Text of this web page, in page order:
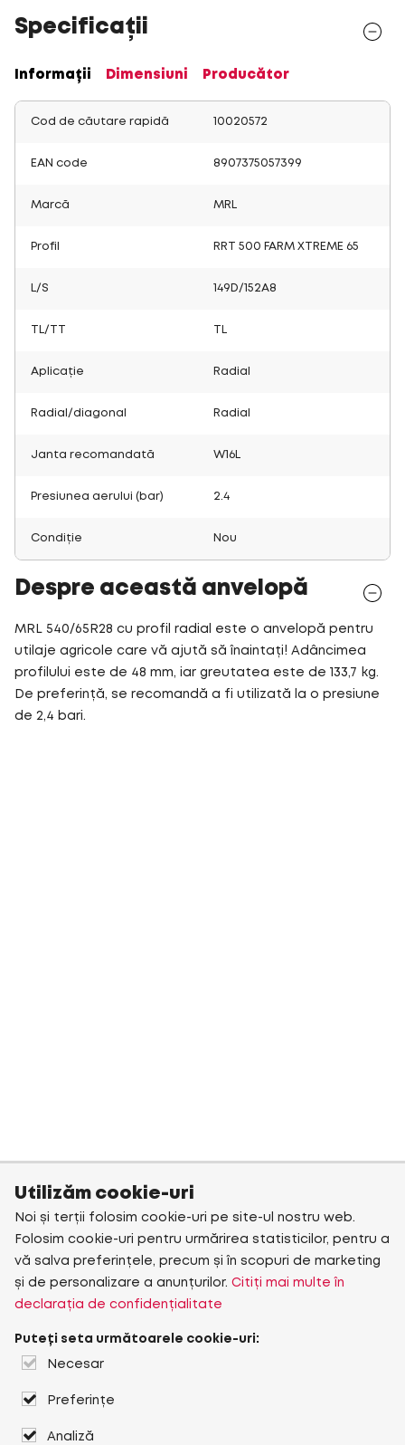
Specificații
Informații Dimensiuni Producător
Cod de căutare rapidă 10020572
EAN code 8907375057399
Marcă MRL
Profil RRT 500 FARM XTREME 65
L/S 149D/152A8
TL/TT
Aplicație Radial
Radial/diagonal Radial
Janta recomandată W16L
Presiunea aerului (bar) 2.4
Condiție Nou
Despre această anvelopă
MRL 540/65R28 cu profil radial este o anvelopă pentru
utilaje agricole care vă ajută să înaintați! Adâncimea
profilului este de 48 mm, iar greutatea este de 133,7 kg.
De preferință, se recomandă a fi utilizată la o presiune
de 2,4 bari.
Utilizăm cookie-uri
Noi și terții folosim cookie-uri pe site-ul nostru web.
Folosim cookie-uri pentru urmărirea statisticilor, pentru a
vă salva preferințele, precum și în scopuri de marketing
și de personalizare a anunțurilor. Citiți mai multe în
declarația de confidențialitate
Puteți seta următoarele cookie-uri:
Necesar
Preferințe
Analiză